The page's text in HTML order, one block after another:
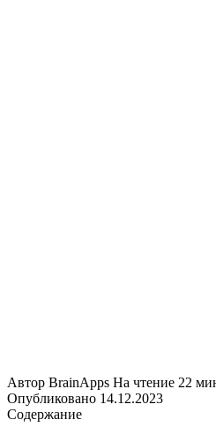
Автор BrainApps На чтение 22
Опубликовано 14.12.2023
Содержание